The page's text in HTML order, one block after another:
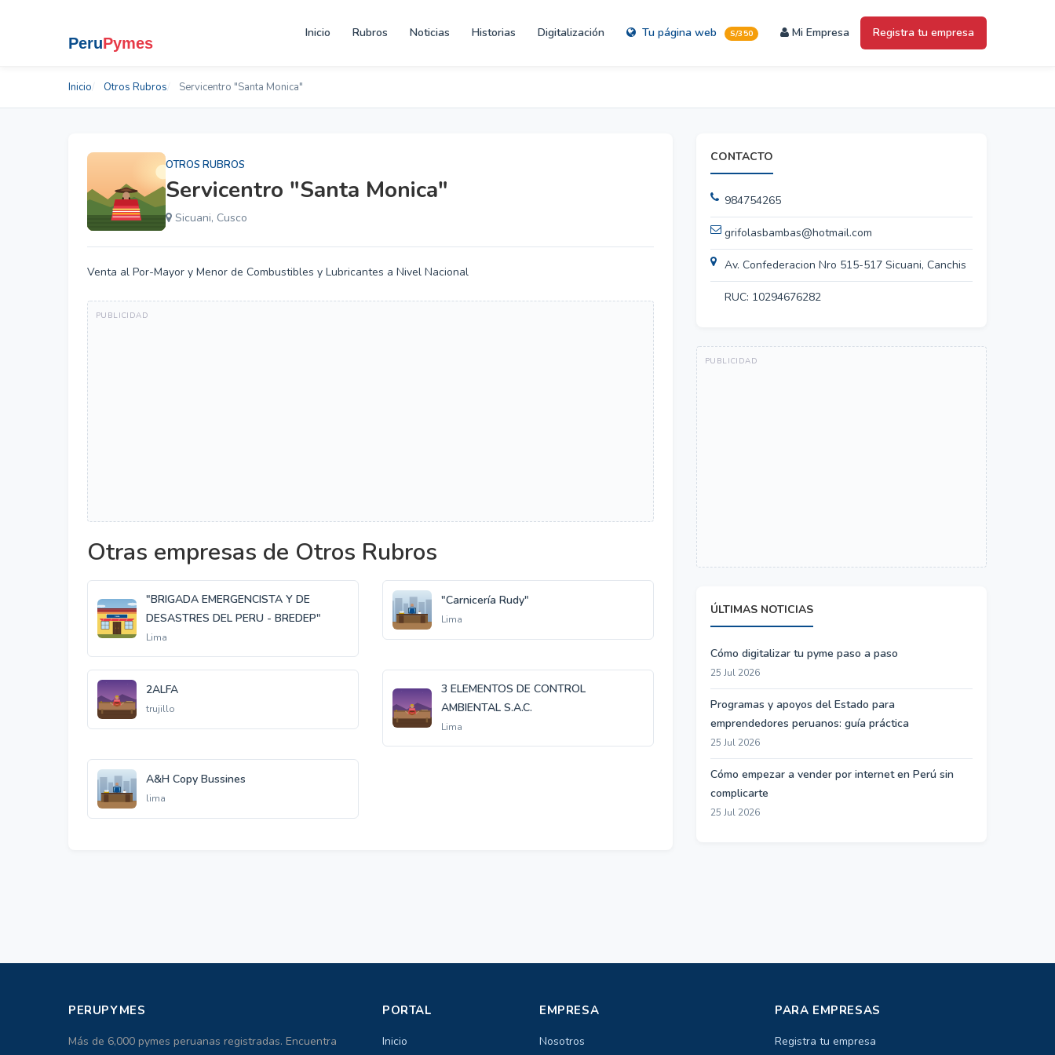
Inicio Rubros Noticias Historias Digitalización Tu página web S/350 Mi Empresa Registra tu empresa
Inicio Otros Rubros Servicentro "Santa Monica"
OTROS RUBROS
Servicentro "Santa Monica"
Sicuani, Cusco
Venta al Por-Mayor y Menor de Combustibles y Lubricantes a Nivel Nacional
Otras empresas de Otros Rubros
"BRIGADA EMERGENCISTA Y DE
DESASTRES DEL PERU - BREDEP"
Lima
"Carnicería Rudy"
Lima
2ALFA
trujillo
3 ELEMENTOS DE CONTROL
AMBIENTAL S.A.C.
Lima
A&H Copy Bussines
lima
CONTACTO
984754265
grifolasbambas@hotmail.com
Av. Confederacion Nro 515-517 Sicuani, Canchis
RUC: 10294676282
ÚLTIMAS NOTICIAS
Cómo digitalizar tu pyme paso a paso
25 Jul 2026
Programas y apoyos del Estado para
emprendedores peruanos: guía práctica
25 Jul 2026
Cómo empezar a vender por internet en Perú sin
complicarte
25 Jul 2026
PERUPYMES
Más de 6,000 pymes peruanas registradas. Encuentra
PORTAL
Inicio
EMPRESA
Nosotros
PARA EMPRESAS
Registra tu empresa